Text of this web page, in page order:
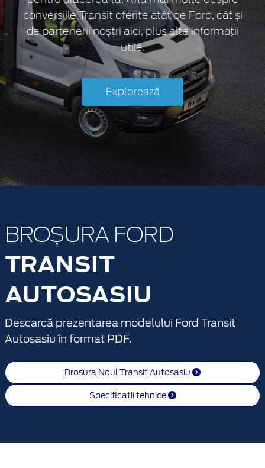
conversiile Transit oferite atât de Ford, cât și
de partenerii noștri aici, plus alte informații
utile.
Explorează
BROȘURA FORD
TRANSIT
AUTOSASIU
Descarcă prezentarea modelului Ford Transit
Autosasiu în format PDF.
Brosura Noul Transit Autosasiu
Specificatii tehnice